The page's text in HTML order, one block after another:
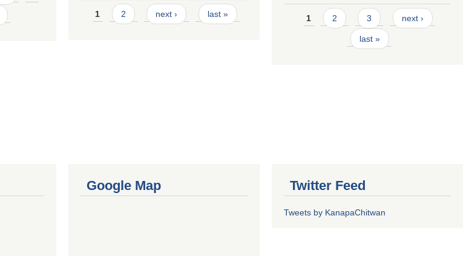
Pages
1 2 next › last » Pages
1 2 3 next ›
last »
Google Map Twitter Feed
Tweets by KanapaChitwan